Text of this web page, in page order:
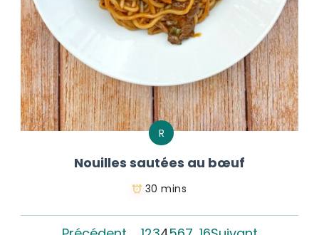
R
Nouilles sautées au bœuf
30 mins